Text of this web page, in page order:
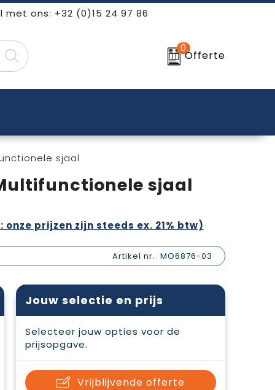
met ons: +32 (0)15 24 97 86
0
Offerte
sjaal
sjaal
prijzen zijn steeds ex. 21% btw)
Artikel nr. MO6876-03
Jouw selectie en prijs
Selecteer jouw opties voor de
prijsopgave.
Vrijblijvende offerte